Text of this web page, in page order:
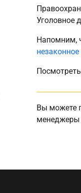
Уголовное
Напомним,
Вы можете
менеджеры